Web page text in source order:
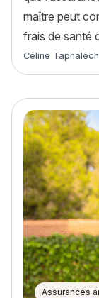
maître peut
frais de santé
Article rédigé par
Céline
Assurances